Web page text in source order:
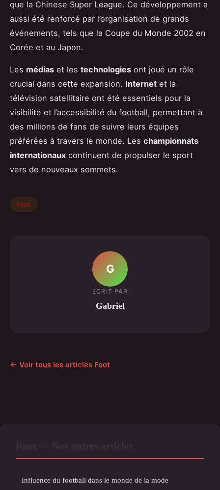
que la Chinese Super League. Ce développement a
aussi été renforcé par l’organisation de grands
événements, tels que la Coupe du Monde 2002 en
Corée et au Japon.
Les médias et les technologies ont joué un rôle
crucial dans cette expansion. Internet et la
télévision satellitaire ont été essentiels pour la
visibilité et l’accessibilité du football, permettant à
des millions de fans de suivre leurs équipes
préférées à travers le monde. Les championnats
internationaux continuent de propulser le sport
vers de nouveaux sommets.
Foot
G
ECRIT PAR
Gabriel
← Voir tous les articles Foot
Influence du football dans le monde de la mode